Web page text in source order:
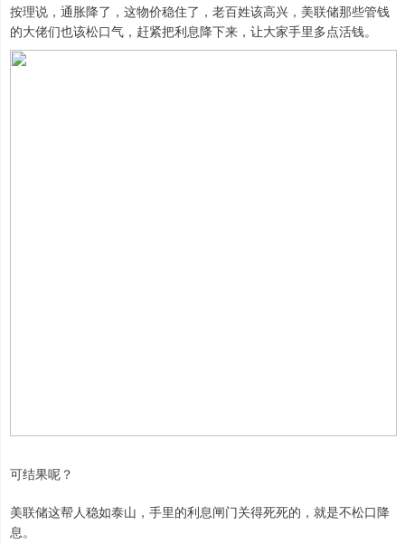
按理说，通胀降了，这物价稳住了，老百姓该高兴，美联储那些管钱
的大佬们也该松口气，赶紧把利息降下来，让大家手里多点活钱。
可结果呢？
美联储这帮人稳如泰山，手里的利息闸门关得死死的，就是不松口降
息。